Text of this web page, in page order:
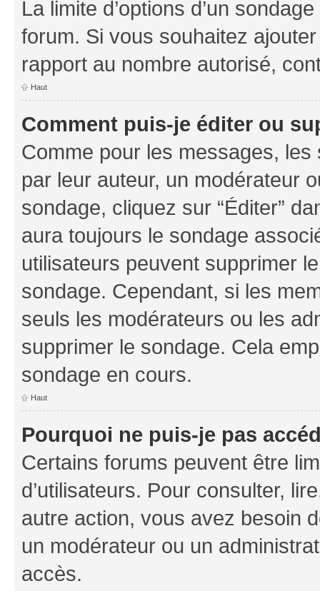
La limite d’options d’un
forum. Si vous souhaitez
rapport au nombre autorisé,
Haut
Comment puis-je éditer ou
Comme pour les messages,
par leur auteur, un modérateur
sondage, cliquez sur “Éditer”
aura toujours le sondage
utilisateurs peuvent supprimer
sondage. Cependant, si les
seuls les modérateurs ou les
supprimer le sondage. Cela
sondage en cours.
Haut
Pourquoi ne puis-je pas
Certains forums peuvent être
d’utilisateurs. Pour consulter,
autre action, vous avez besoin
un modérateur ou un
accès.